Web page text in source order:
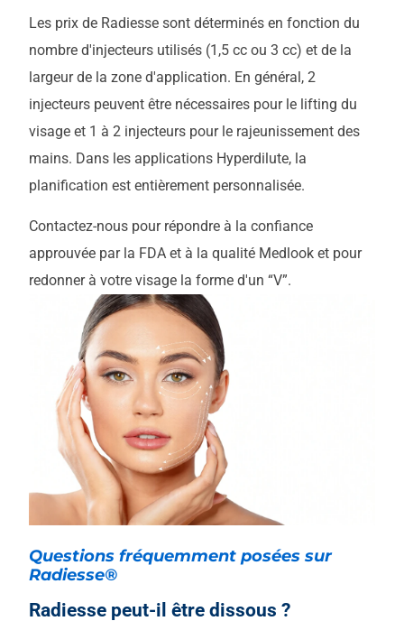
Les prix de Radiesse sont déterminés en fonction du
nombre d'injecteurs utilisés (1,5 cc ou 3 cc) et de la
largeur de la zone d'application. En général, 2
injecteurs peuvent être nécessaires pour le lifting du
visage et 1 à 2 injecteurs pour le rajeunissement des
mains. Dans les applications Hyperdilute, la
planification est entièrement personnalisée.
Contactez-nous pour répondre à la confiance
approuvée par la FDA et à la qualité Medlook et pour
redonner à votre visage la forme d'un “V”.
Questions fréquemment posées sur
Radiesse®
Radiesse peut-il être dissous ?